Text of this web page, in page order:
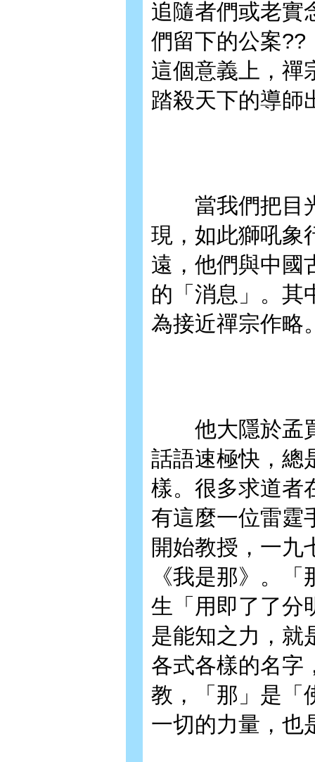
追隨者們或老實
們留下的公案??
這個意義上，禪
踏殺天下的導師
當我們把目光
現，如此獅吼象
遠，他們與中國
的「消息」。其
為接近禪宗作略
他大隱於孟買
話語速極快，總
樣。很多求道者
有這麼一位雷霆
開始教授，一九
《我是那》。
生「用即了了分
是能知之力，就
各式各樣的名字
教，「那」是「
一切的力量，也